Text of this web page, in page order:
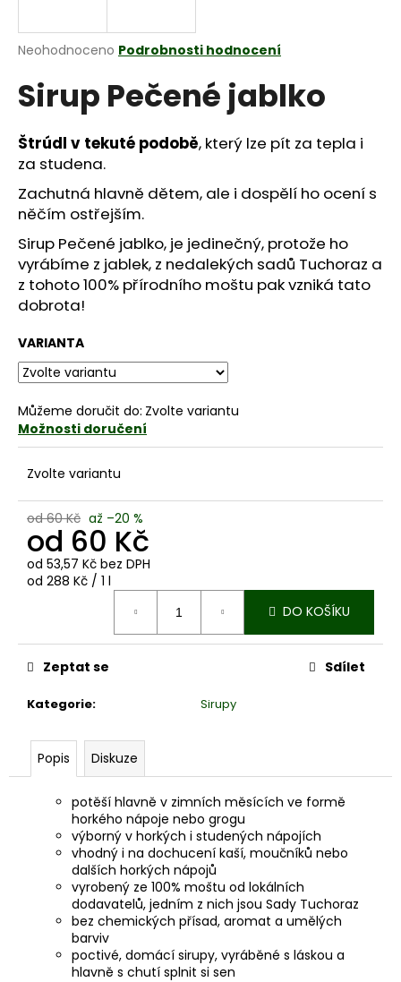
Průměrné
produktu
je
z
5
hvězdiček.
Neohodnoceno Podrobnosti hodnocení
Sirup Pečené jablko
Štrúdl v tekuté podobě, který lze pít za tepla i
za studena.
Zachutná hlavně dětem, ale i dospělí ho ocení s
něčím ostřejším.
Sirup Pečené jablko, je jedinečný, protože ho
vyrábíme z jablek, z nedalekých sadů Tuchoraz a
z tohoto 100% přírodního moštu pak vzniká tato
dobrota!
VARIANTA
Můžeme doručit do: Zvolte variantu
Možnosti doručení
Zvolte variantu
od 60 Kč až –20 %
od 60 Kč
od 53,57 Kč bez DPH
Měrná
od 288 Kč / 1 l
DO KOŠÍKU
Kategorie: Sirupy
Zeptat se Sdílet
Popis Diskuze
potěší hlavně v zimních měsících ve formě
horkého nápoje nebo grogu
výborný v horkých i studených nápojích
vhodný i na dochucení kaší, moučníků nebo
dalších horkých nápojů
vyrobený ze 100% moštu od lokálních
dodavatelů, jedním z nich jsou Sady Tuchoraz
bez chemických přísad, aromat a umělých
barviv
poctivé, domácí sirupy, vyráběné s láskou a
hlavně s chutí splnit si sen
j
t
?
D
o
o
r
u
č
u
j
e
m
e
GREPOVÝ
SIRUP